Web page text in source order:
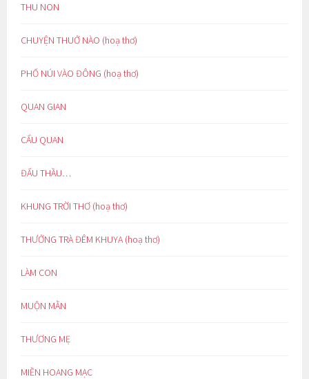
THU NON
CHUYỆN THUỞ NÀO (hoạ thơ)
PHỐ NÚI VÀO ĐÔNG (hoạ thơ)
QUAN GIAN
CẨU QUAN
ĐẤU THẦU…
KHUNG TRỜI THƠ (hoạ thơ)
THƯỞNG TRÀ ĐÊM KHUYA (hoạ thơ)
LÀM CON
MUỘN MẰN
THƯƠNG MẸ
MIỀN HOANG MẠC